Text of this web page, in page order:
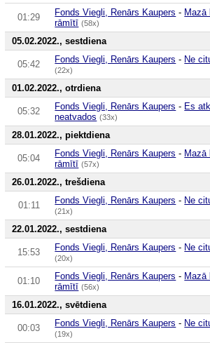
01:29 Fonds Viegli, Renārs Kaupers - Mazā
rāmītī (58x)
05.02.2022., sestdiena
05:42 Fonds Viegli, Renārs Kaupers - Ne
(22x)
01.02.2022., otrdiena
05:32 Fonds Viegli, Renārs Kaupers - Es
neatvados (33x)
28.01.2022., piektdiena
05:04 Fonds Viegli, Renārs Kaupers - Mazā
rāmītī (57x)
26.01.2022., trešdiena
01:11 Fonds Viegli, Renārs Kaupers - Ne
(21x)
22.01.2022., sestdiena
15:53 Fonds Viegli, Renārs Kaupers - Ne
(20x)
01:10 Fonds Viegli, Renārs Kaupers - Mazā
rāmītī (56x)
16.01.2022., svētdiena
00:03 Fonds Viegli, Renārs Kaupers - Ne
(19x)